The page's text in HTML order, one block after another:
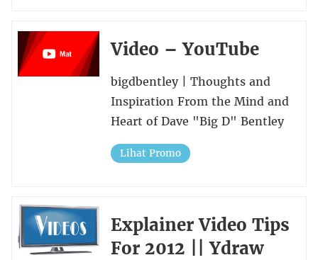
Video – YouTube
bigdbentley | Thoughts and
Inspiration From the Mind and
Heart of Dave "Big D" Bentley
Lihat Promo
Explainer Video Tips
For 2012 || Ydraw